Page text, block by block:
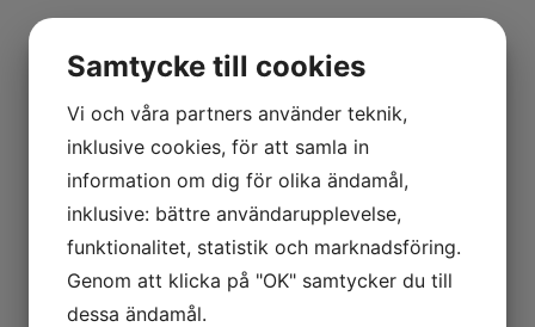
Adapterplattor, snabbfästen och
maskinpark – vi ordnar montage och
igångkörning.
Modeller
Samtycke till cookies
Vi och våra partners använder teknik,
inklusive cookies, för att samla in
information om dig för olika ändamål,
inklusive: bättre användarupplevelse,
funktionalitet, statistik och marknadsföring.
Genom att klicka på "OK" samtycker du till
dessa ändamål.